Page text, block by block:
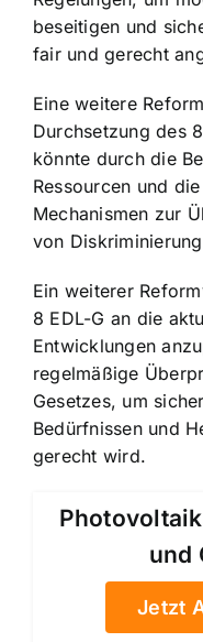
beseitigen und
fair und gerecht
Eine weitere
Durchsetzung des
könnte durch die
Ressourcen und
Mechanismen zur
von
Ein weiterer
8 EDL-G an die
Entwicklungen
regelmäßige
Gesetzes, um
Bedürfnissen und
gerecht wird.
und
Jetzt